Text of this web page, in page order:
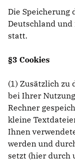
Die Speicherung
Deutschland
statt.
§3 Cookies
(1) Zusätzlich zu
bei Ihrer
Rechner
kleine
Ihnen
werden und
setzt (hier durch